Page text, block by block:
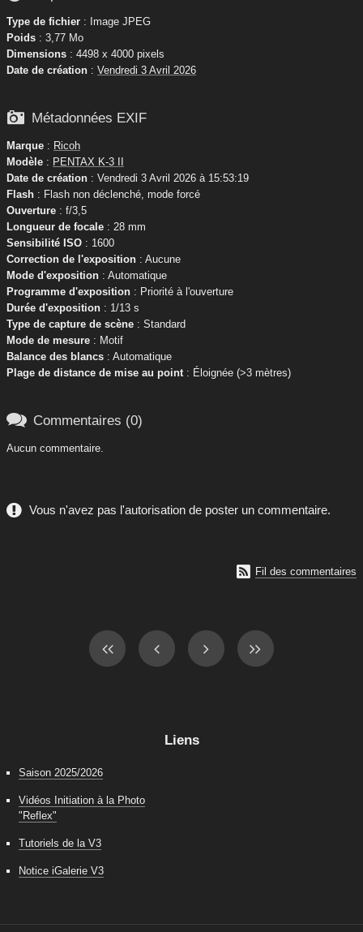
Type de fichier : Image JPEG
Poids : 3,77 Mo
Dimensions : 4498 x 4000 pixels
Date de création : Vendredi 3 Avril 2026
 Métadonnées EXIF
Marque : Ricoh
Modèle : PENTAX K-3 II
Date de création : Vendredi 3 Avril 2026 à 15:53:19
Flash : Flash non déclenché, mode forcé
Ouverture : f/3,5
Longueur de focale : 28 mm
Sensibilité ISO : 1600
Correction de l'exposition : Aucune
Mode d'exposition : Automatique
Programme d'exposition : Priorité à l'ouverture
Durée d'exposition : 1/13 s
Type de capture de scène : Standard
Mode de mesure : Motif
Balance des blancs : Automatique
Plage de distance de mise au point: Éloignée (>3 mètres)
 Commentaires (0)
Aucun commentaire.
Vous n'avez pas l'autorisation de poster un commentaire.
 Fil des commentaires
Liens
Saison 2025/2026
Vidéos Initiation à la Photo
"Reflex"
Tutoriels de la V3
Notice iGalerie V3